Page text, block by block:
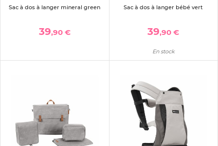
Sac à dos à langer mineral green
39,90 €
Sac à dos à langer bébé vert
39,90 €
En stock